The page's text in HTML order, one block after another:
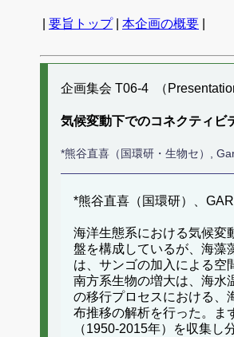
要旨トップ| 本企画の概要
企画集会 T06-4 （
気候変動下でのコネクティ
*熊谷直喜（国環研・生物セ）,
*熊谷直喜（国環研）、
海洋生態系における気候変
盤を構成しているが、海藻
は、サンゴの加入による空
南方系生物の増大は、海水
の移行プロセスにおける、
布推移の解析を行った。ま
（1950-2015年）を収集